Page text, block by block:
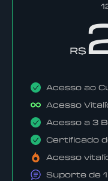
R$
Acesso ao
Acesso
Acesso a 3
Certificado
Acesso
Suporte de